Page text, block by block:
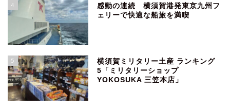
4
感動の連続 横須賀港発東京九州フ
ェリーで快適な船旅を満喫
5
横須賀ミリタリー土産 ランキング
5「ミリタリーショップ
YOKOSUKA 三笠本店」